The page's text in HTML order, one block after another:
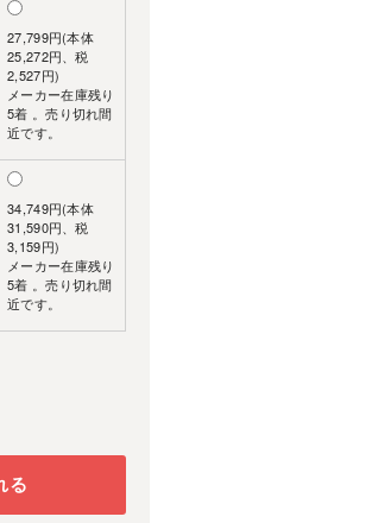
27,799円(本体
25,272円、税
2,527円)
メーカー在庫残り
5着 。売り切れ間
近です。
34,749円(本体
31,590円、税
3,159円)
メーカー在庫残り
5着 。売り切れ間
近です。
る